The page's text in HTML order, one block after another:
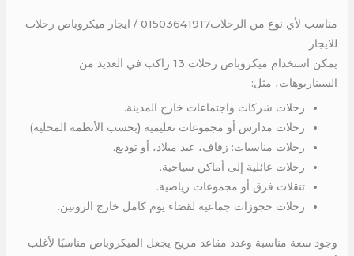
مناسب لأي نوع من الرحلات01503641917 / ايجار ميكروباص رحلات
للايجار
يمكن استخدام ميكروباص رحلات 13 راكب في العديد من
السيناريوهات، مثل:
رحلات شركات واجتماعات خارج المدينة.
رحلات مدارس أو مجموعات تعليمية (بحسب الأنظمة المحلية).
رحلات مناسبات: زفاف، عيد ميلاد، أو توديع.
رحلات عائلية إلى أماكن سياحية.
تنقلات فرق أو مجموعات رياضية.
رحلات حجوزات جماعية لقضاء يوم كامل خارج الروتين.
وجود سعة مناسبة وعدد مقاعد مريح يجعل الميكروباص مناسبًا لأغلب